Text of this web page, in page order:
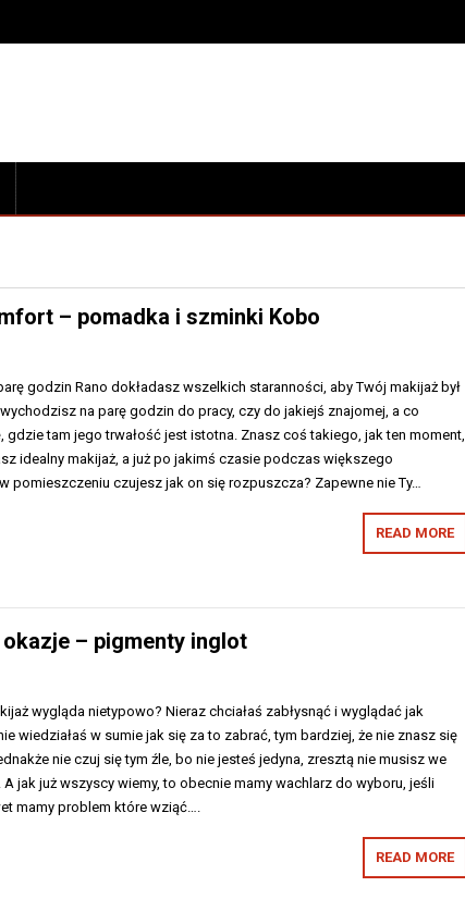
i korzyści dla Twojego uśmiechu
– pomadka i szminki Kobo
godzin Rano dokładasz wszelkich staranności, aby Twój makijaż był
na parę godzin do pracy, czy do jakiejś znajomej, a co
tam jego trwałość jest istotna. Znasz coś takiego, jak ten moment,
idealny makijaż, a już po jakimś czasie podczas większego
pomieszczeniu czujesz jak on się rozpuszcza? Zapewne nie Ty…
READ MORE
– pigmenty inglot
wygląda nietypowo? Nieraz chciałaś zabłysnąć i wyglądać jak
wiedziałaś w sumie jak się za to zabrać, tym bardziej, że nie znasz się
nie czuj się tym źle, bo nie jesteś jedyna, zresztą nie musisz we
jak już wszyscy wiemy, to obecnie mamy wachlarz do wyboru, jeśli
mamy problem które wziąć….
READ MORE